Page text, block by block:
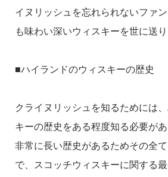
イヌリッシュを忘れられないファ
も味わい深いウィスキーを世に送り
■ハイランドのウィスキーの歴史
クライヌリッシュを知るためには
キーの歴史をある程度知る必要があ
非常に長い歴史があるためその全
で、スコッチウィスキーに関する